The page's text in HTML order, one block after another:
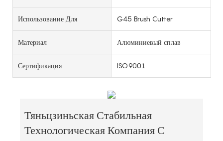
Использование Для G45 Brush Cutter
Материал Алюминиевый сплав
Сертификация ISO9001
Тяньцзиньская Стабильная
Технологическая Компания С